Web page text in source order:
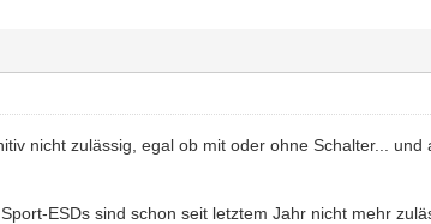
nicht zulässig, egal ob mit oder ohne Schalter...
ESDs sind schon seit letztem Jahr nicht mehr